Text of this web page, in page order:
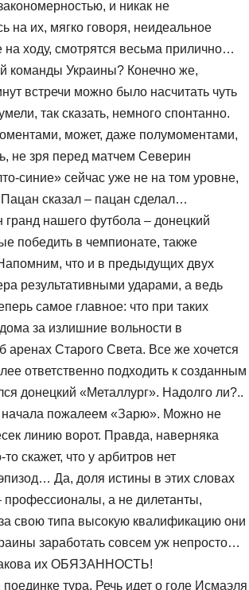
и никак не
на их, мягко говоря, неидеальное
ходу, смотрятся весьма прилично…
команды Украины? Конечно же,
встречи можно было насчитать чуть
так сказать, немного спонтанно.
может, даже полумоментами,
не зря перед матчем Северин
синие» сейчас уже не на том уровне,
сказал – пацан сделал…
нашего футбола – донецкий
победить в чемпионате, также
что и в предыдущих двух
результативными ударами, а ведь
самое главное: что при таких
за излишние вольности в
аренах Старого Света. Все же хочется
ответственно подходить к созданным
донецкий «Металлург». Надолго ли?..
начала пожалеем «Зарю». Можно не
линию ворот. Правда, наверняка
скажет, что у арбитров нет
Да, доля истины в этих словах
профессионалы, а не дилетанты,
свою типа высокую квалификацию они
заработать совсем уж непросто…
их ОБЯЗАННОСТЬ!
тура. Речь идет о голе Исмаэля